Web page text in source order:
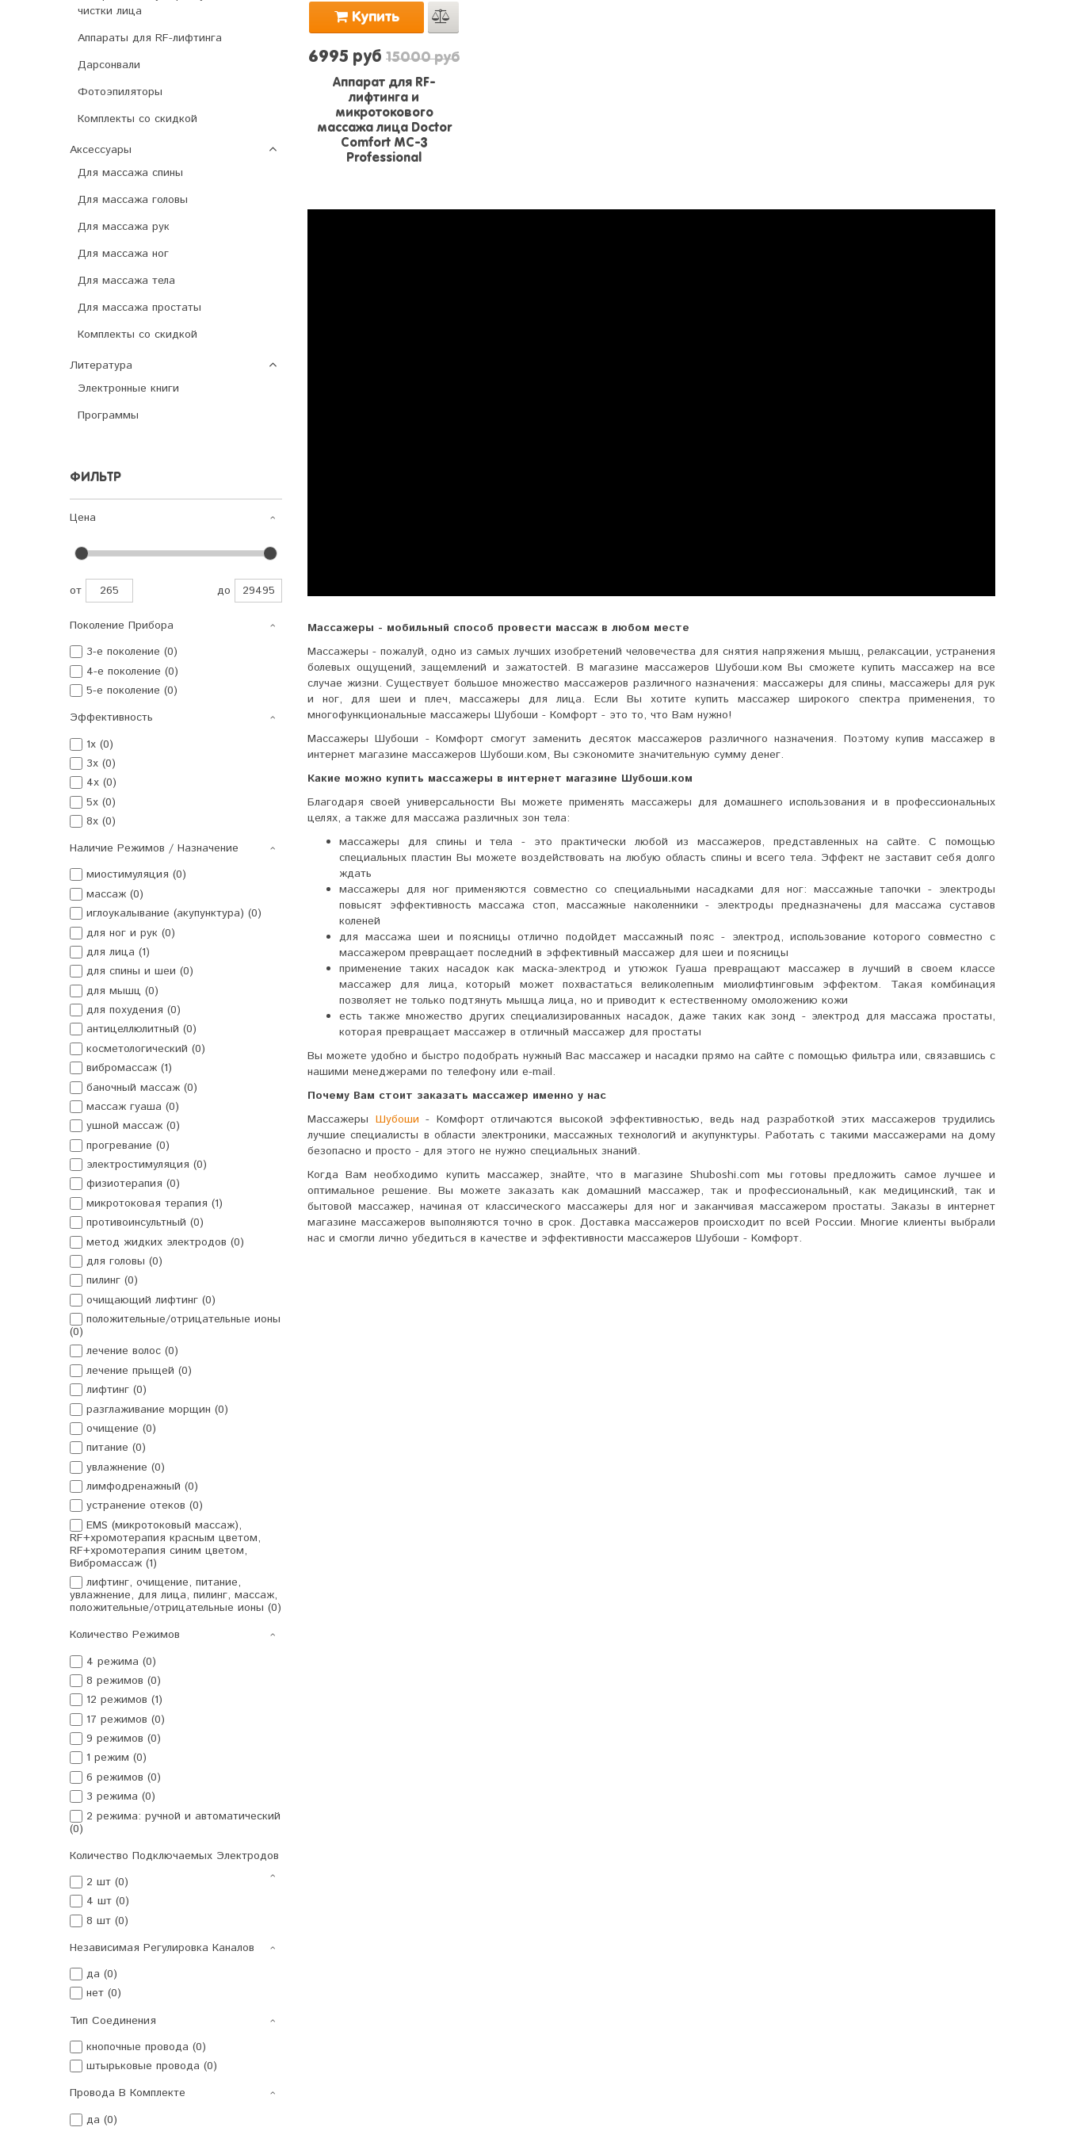
чистки лица
Аппараты для RF-лифтинга
Дарсонвали
Фотоэпиляторы
Комплекты со скидкой
Аксессуары
Для массажа спины
Для массажа головы
Для массажа рук
Для массажа ног
Для массажа тела
Для массажа простаты
Комплекты со скидкой
Литература
Электронные книги
Программы
ФИЛЬТР
Цена
от до
Поколение Прибора
3-е поколение (0)
4-е поколение (0)
5-е поколение (0)
Эффективность
1x (0)
3x (0)
4x (0)
5x (0)
8x (0)
Наличие Режимов / Назначение
миостимуляция (0)
массаж (0)
иглоукалывание (акупунктура) (0)
для ног и рук (0)
для лица (1)
для спины и шеи (0)
для мышц (0)
для похудения (0)
антицеллюлитный (0)
косметологический (0)
вибромассаж (1)
баночный массаж (0)
массаж гуаша (0)
ушной массаж (0)
прогревание (0)
электростимуляция (0)
физиотерапия (0)
микротоковая терапия (1)
противоинсультный (0)
метод жидких электродов (0)
для головы (0)
пилинг (0)
очищающий лифтинг (0)
положительные/отрицательные ионы
(0)
лечение волос (0)
лечение прыщей (0)
лифтинг (0)
разглаживание морщин (0)
очищение (0)
питание (0)
увлажнение (0)
лимфодренажный (0)
устранение отеков (0)
EMS (микротоковый массаж),
RF+хромотерапия красным цветом,
RF+хромотерапия синим цветом,
Вибромассаж (1)
лифтинг, очищение, питание,
увлажнение, для лица, пилинг, массаж,
положительные/отрицательные ионы (0)
Количество Режимов
4 режима (0)
8 режимов (0)
12 режимов (1)
17 режимов (0)
9 режимов (0)
1 режим (0)
6 режимов (0)
3 режима (0)
2 режима: ручной и автоматический
(0)
Количество Подключаемых Электродов
2 шт (0)
4 шт (0)
8 шт (0)
Независимая Регулировка Каналов
да (0)
нет (0)
Тип Соединения
кнопочные провода (0)
штырьковые провода (0)
Провода В Комплекте
да (0)
Купить
6995 руб 15000 руб
Аппарат для RF-
лифтинга и
микротокового
массажа лица Doctor
Comfort MC-3
Professional
Массажеры - мобильный способ провести массаж в любом месте
Массажеры - пожалуй, одно из самых лучших изобретений человечества для снятия напряжения мышц, релаксации, устранения
болевых ощущений, защемлений и зажатостей. В магазине массажеров Шубоши.ком Вы сможете купить массажер на все
случае жизни. Существует большое множество массажеров различного назначения: массажеры для спины, массажеры для рук
и ног, для шеи и плеч, массажеры для лица. Если Вы хотите купить массажер широкого спектра применения, то
многофункциональные массажеры Шубоши - Комфорт - это то, что Вам нужно!
Массажеры Шубоши - Комфорт смогут заменить десяток массажеров различного назначения. Поэтому купив массажер в
интернет магазине массажеров Шубоши.ком, Вы сэкономите значительную сумму денег.
Какие можно купить массажеры в интернет магазине Шубоши.ком
Благодаря своей универсальности Вы можете применять массажеры для домашнего использования и в профессиональных
целях, а также для массажа различных зон тела:
массажеры для спины и тела - это практически любой из массажеров, представленных на сайте. С помощью
специальных пластин Вы можете воздействовать на любую область спины и всего тела. Эффект не заставит себя долго
ждать
массажеры для ног применяются совместно со специальными насадками для ног: массажные тапочки - электроды
повысят эффективность массажа стоп, массажные наколенники - электроды предназначены для массажа суставов
коленей
для массажа шеи и поясницы отлично подойдет массажный пояс - электрод, использование которого совместно с
массажером превращает последний в эффективный массажер для шеи и поясницы
применение таких насадок как маска-электрод и утюжок Гуаша превращают массажер в лучший в своем классе
массажер для лица, который может похвастаться великолепным миолифтинговым эффектом. Такая комбинация
позволяет не только подтянуть мышца лица, но и приводит к естественному омоложению кожи
есть также множество других специализированных насадок, даже таких как зонд - электрод для массажа простаты,
которая превращает массажер в отличный массажер для простаты
Вы можете удобно и быстро подобрать нужный Вас массажер и насадки прямо на сайте с помощью фильтра или, связавшись с
нашими менеджерами по телефону или e-mail.
Почему Вам стоит заказать массажер именно у нас
Массажеры Шубоши - Комфорт отличаются высокой эффективностью, ведь над разработкой этих массажеров трудились
лучшие специалисты в области электроники, массажных технологий и акупунктуры. Работать с такими массажерами на дому
безопасно и просто - для этого не нужно специальных знаний.
Когда Вам необходимо купить массажер, знайте, что в магазине Shuboshi.com мы готовы предложить самое лучшее и
оптимальное решение. Вы можете заказать как домашний массажер, так и профессиональный, как медицинский, так и
бытовой массажер, начиная от классического массажеры для ног и заканчивая массажером простаты. Заказы в интернет
магазине массажеров выполняются точно в срок. Доставка массажеров происходит по всей России. Многие клиенты выбрали
нас и смогли лично убедиться в качестве и эффективности массажеров Шубоши - Комфорт.